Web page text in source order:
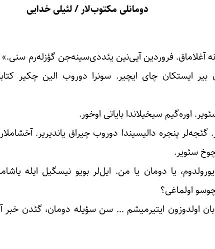
دومانلی مکتوب‌لار / لئیلی خدایی
آغلاماق. فروردین آیی‌نین یئددی‌سینه‌‌جن گؤزله‌رم سنی.»
ایستکان چای ایچیر. سونرا دوروب الین چکیر
اوره‌گیم سیخیلاندا بایاتی اوخور.
پنجره دالیسیندا دوروب چیراق یاندیریر.
سئویر.
یا دومان یا من. ایل‌لر بویو نیسگیل ایله
اولماغی؟
اولدوزون ایتیرمیشم … سن سؤیله دومان، گئدن خبر